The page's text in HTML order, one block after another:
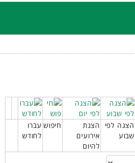
הצגה לפי
שבוע
הצגת
אירועים
להיום
חיפוש עברו
לחודש